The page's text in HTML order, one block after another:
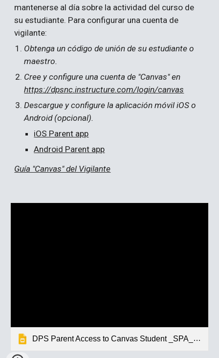
mantenerse al día sobre la actividad del curso de
su estudiante. Para configurar una cuenta de
vigilante:
Obtenga un código de unión de su estudiante o
maestro.
https://dpsnc.instructure.com/login/canvas
Descargue y configure la aplicación móvil iOS o
Android (opcional).
iOS Parent app
Android Parent app
Guía "Canvas" del Vigilante
DPS Parent Access to Canvas Student _SPA_072720_YM